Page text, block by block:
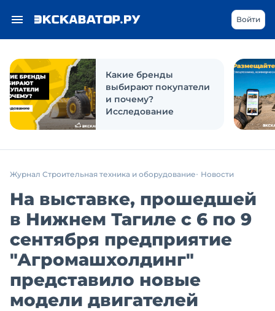
Войти
Какие бренды
выбирают покупатели
и почему?
Исследование
Журнал Строительная техника и оборудование Новости
На выставке, прошедшей
в Нижнем Тагиле с 6 по 9
сентября предприятие
"Агромашхолдинг"
представило новые
модели двигателей